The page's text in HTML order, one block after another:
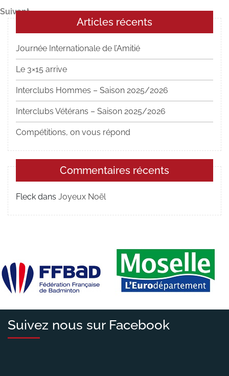
de
l’article
Article
suivant
Suivant
Articles récents
Journée Internationale de l’Amitié
Le 3×15 arrive
Interclubs Hommes – Saison 2025/2026
Interclubs Vétérans – Saison 2025/2026
Compétitions, on vous répond
Commentaires récents
Fleck dans Joyeux Noël
Suivez nous sur Facebook